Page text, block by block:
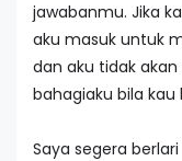
jawabanmu. Jika
aku masuk untuk
dan aku tidak
bahagiaku bila kau
Saya segera